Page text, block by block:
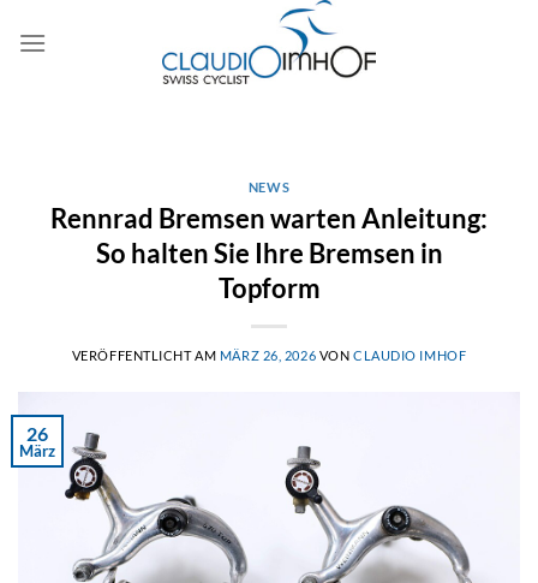
Inhalt
NEWS
Rennrad Bremsen warten Anleitung:
So halten Sie Ihre Bremsen in
Topform
VERÖFFENTLICHT AM MÄRZ 26, 2026 VON CLAUDIO IMHOF
26
März